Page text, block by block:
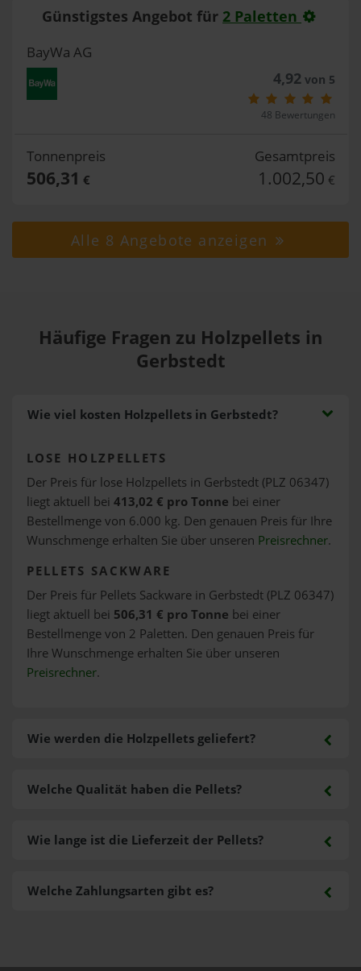
Günstigstes Angebot für 2 Paletten
BayWa AG
4,92von 5
48 Bewertungen
Tonnenpreis
506,31 €
Gesamtpreis
1.002,50 €
Alle 8 Angebote anzeigen
Häufige Fragen zu Holzpellets in
Gerbstedt
Wie viel kosten Holzpellets in Gerbstedt?
LOSE HOLZPELLETS
Der Preis für lose Holzpellets in Gerbstedt (PLZ 06347)
liegt aktuell bei 413,02 € pro Tonne bei einer
Bestellmenge von 6.000 kg. Den genauen Preis für Ihre
Wunschmenge erhalten Sie über unseren Preisrechner.
PELLETS SACKWARE
Der Preis für Pellets Sackware in Gerbstedt (PLZ 06347)
liegt aktuell bei 506,31 € pro Tonne bei einer
Bestellmenge von 2 Paletten. Den genauen Preis für
Ihre Wunschmenge erhalten Sie über unseren
Preisrechner.
Wie werden die Holzpellets geliefert?
Welche Zahlungsarten gibt es?
Welche Qualität haben die Pellets?
Wie lange ist die Lieferzeit der Pellets?